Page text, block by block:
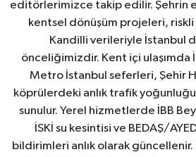
editörlerimizce takip edilir. Şehrin
kentsel dönüşüm projeleri, riskli
Kandilli verileriyle İstanbul
önceliğimizdir. Kent içi ulaşımda
Metro İstanbul seferleri, Şehir
köprülerdeki anlık trafik
sunulur. Yerel hizmetlerde İBB
İSKİ su kesintisi ve BEDAŞ/
bildirimleri anlık olarak